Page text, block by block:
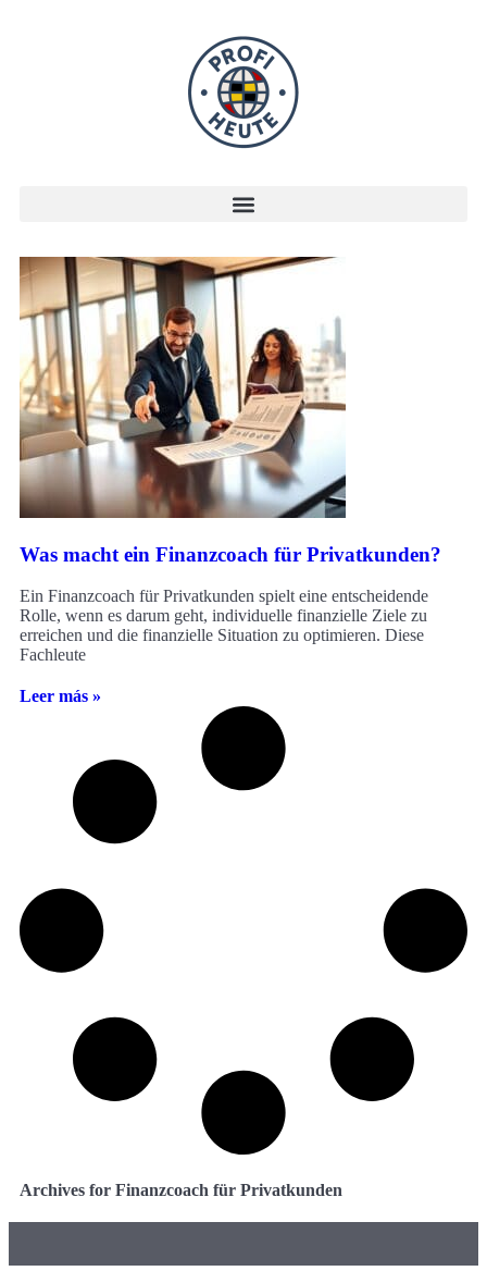
Was macht ein Finanzcoach für Privatkunden?
Ein Finanzcoach für Privatkunden spielt eine entscheidende
Rolle, wenn es darum geht, individuelle finanzielle Ziele zu
erreichen und die finanzielle Situation zu optimieren. Diese
Fachleute
Leer más »
Archives for Finanzcoach für Privatkunden